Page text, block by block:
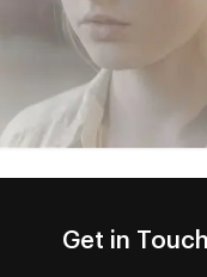
PRODUZIONE VIDEO
Get in